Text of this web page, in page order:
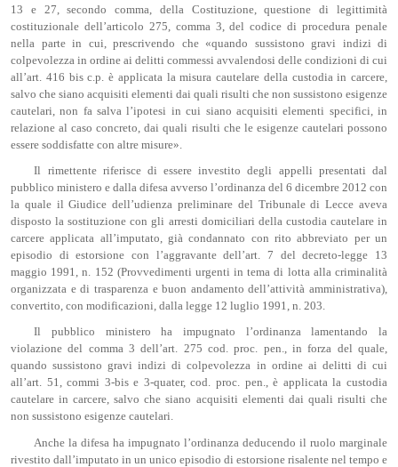
13 e 27, secondo comma, della Costituzione, questione di legittimità
costituzionale dell’articolo 275, comma 3, del codice di procedura penale
nella parte in cui, prescrivendo che «quando sussistono gravi indizi di
colpevolezza in ordine ai delitti commessi avvalendosi delle condizioni di cui
all’art. 416 bis c.p. è applicata la misura cautelare della custodia in carcere,
salvo che siano acquisiti elementi dai quali risulti che non sussistono esigenze
cautelari, non fa salva l’ipotesi in cui siano acquisiti elementi specifici, in
relazione al caso concreto, dai quali risulti che le esigenze cautelari possono
essere soddisfatte con altre misure».
Il rimettente riferisce di essere investito degli appelli presentati dal
pubblico ministero e dalla difesa avverso l’ordinanza del 6 dicembre 2012 con
la quale il Giudice dell’udienza preliminare del Tribunale di Lecce aveva
disposto la sostituzione con gli arresti domiciliari della custodia cautelare in
carcere applicata all’imputato, già condannato con rito abbreviato per un
episodio di estorsione con l’aggravante dell’art. 7 del decreto-legge 13
maggio 1991, n. 152 (Provvedimenti urgenti in tema di lotta alla criminalità
organizzata e di trasparenza e buon andamento dell’attività amministrativa),
convertito, con modificazioni, dalla legge 12 luglio 1991, n. 203.
Il pubblico ministero ha impugnato l’ordinanza lamentando la
violazione del comma 3 dell’art. 275 cod. proc. pen., in forza del quale,
quando sussistono gravi indizi di colpevolezza in ordine ai delitti di cui
all’art. 51, commi 3-bis e 3-quater, cod. proc. pen., è applicata la custodia
cautelare in carcere, salvo che siano acquisiti elementi dai quali risulti che
non sussistono esigenze cautelari.
Anche la difesa ha impugnato l’ordinanza deducendo il ruolo marginale
rivestito dall’imputato in un unico episodio di estorsione risalente nel tempo e